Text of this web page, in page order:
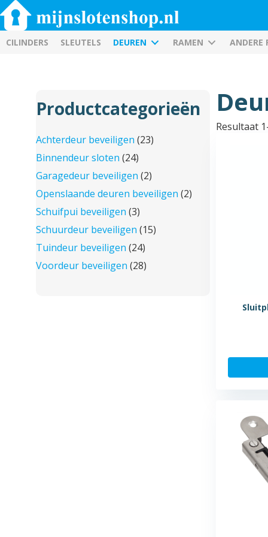
CILINDERS SLEUTELS DEUREN RAMEN ANDERE
Productcategorieën
Achterdeur beveiligen (23)
Binnendeur sloten (24)
Garagedeur beveiligen (2)
Openslaande deuren beveiligen (2)
Schuifpui beveiligen (3)
Schuurdeur beveiligen (15)
Tuindeur beveiligen (24)
Voordeur beveiligen (28)
Resultaat